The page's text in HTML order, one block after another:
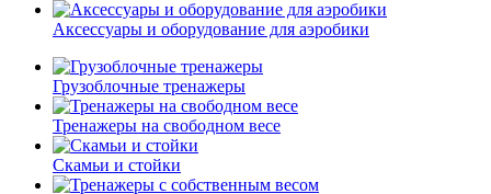
Аксессуары и оборудование для аэробики
Грузоблочные тренажеры
Тренажеры на свободном весе
Скамьи и стойки